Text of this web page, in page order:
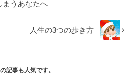
まうあなたへ
人生の3つの歩き方
記事も人気です。